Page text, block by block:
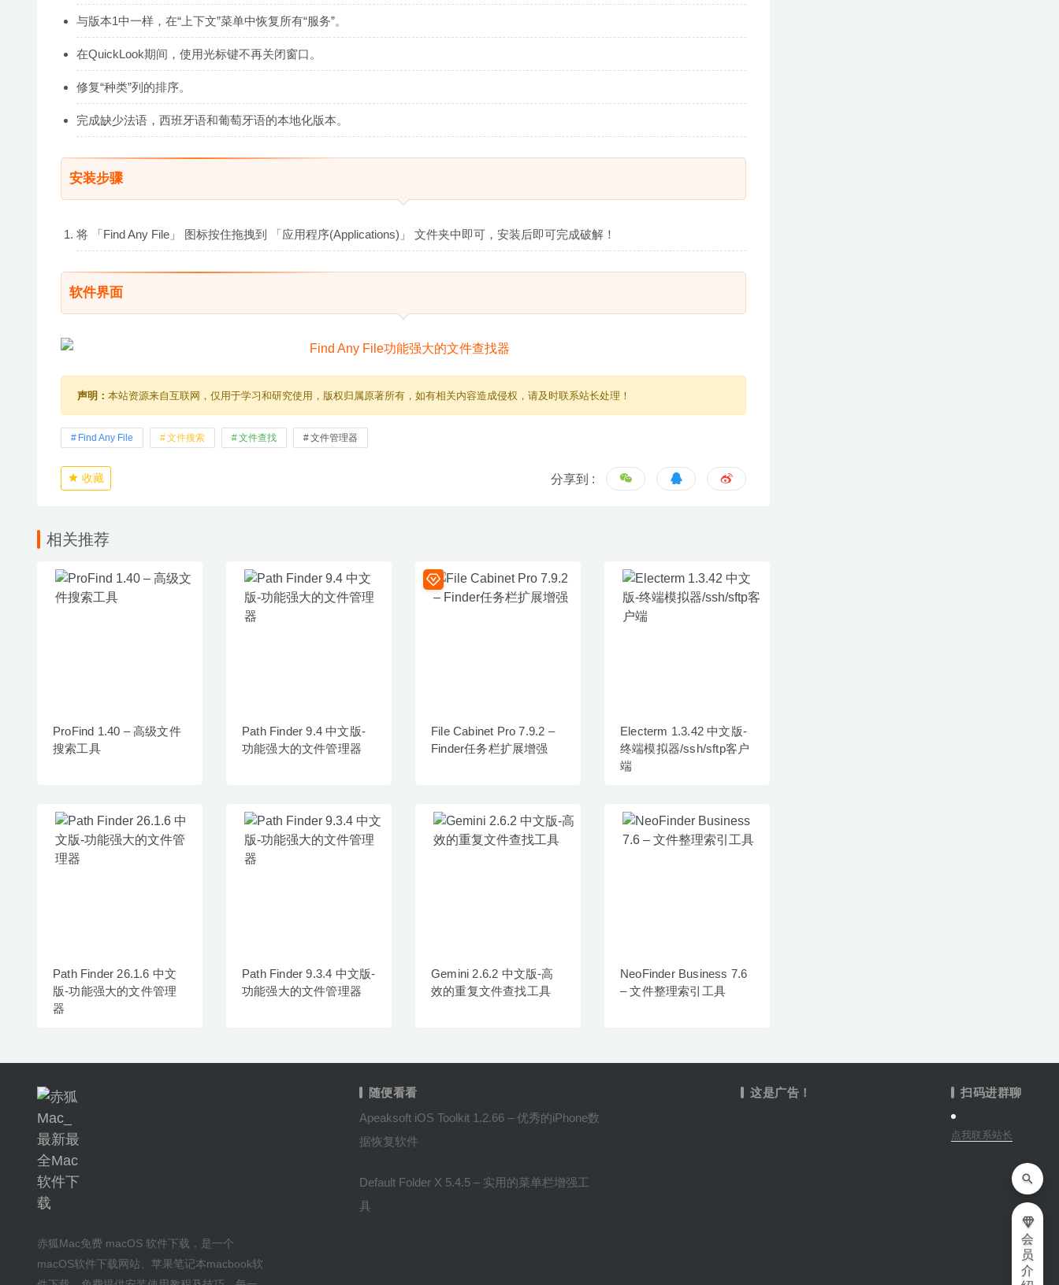
与版本1中一样，在“上下文”菜单中恢复所有“服务”。
在QuickLook期间，使用光标键不再关闭窗口。
修复“种类”列的排序。
完成缺少法语，西班牙语和葡萄牙语的本地化版本。
安装步骤
将 「Find Any File」 图标按住拖拽到 「应用程序(Applications)」 文件夹中即可，安装后即可完成破解！
软件界面
声明： 本站资源来自互联网，仅用于学习和研究使用，版权归属原著所有，如有相关内容造成侵权，请及时联系站长处理！
Find Any File 文件搜索 文件查找 文件管理器
收藏 分享到 :
相关推荐
ProFind 1.40 – 高级文件
搜索工具
Path Finder 9.4 中文版-
功能强大的文件管理器
File Cabinet Pro 7.9.2 –
Finder任务栏扩展增强
Electerm 1.3.42 中文版-
终端模拟器/ssh/sftp客户
端
Path Finder 26.1.6 中文
版-功能强大的文件管理
器
Path Finder 9.3.4 中文版-
功能强大的文件管理器
Gemini 2.6.2 中文版-高
效的重复文件查找工具
NeoFinder Business 7.6
– 文件整理索引工具
赤狐Mac免费 macOS 软件下载 ，是一个
macOS软件下载网站
苹果笔记本macbook软
随便看看
Apeaksoft iOS Toolkit 1.2.66 – 优秀的iPhone数
据恢复软件
Default Folder X 5.4.5 – 实用的菜单栏增强工
具
这是广告！ 扫码进群聊
点我联系站长
会
员
介